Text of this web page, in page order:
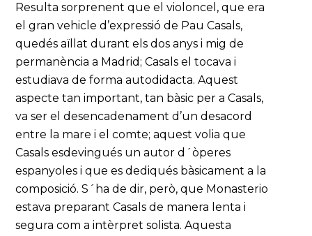
Resulta sorprenent que el violoncel, que era
el gran vehicle d’expressió de Pau Casals,
quedés aïllat durant els dos anys i mig de
permanència a Madrid; Casals el tocava i
estudiava de forma autodidacta. Aquest
aspecte tan important, tan bàsic per a Casals,
va ser el desencadenament d’un desacord
entre la mare i el comte; aquest volia que
Casals esdevingués un autor d´òperes
espanyoles i que es dediqués bàsicament a la
composició. S´ha de dir, però, que Monasterio
estava preparant Casals de manera lenta i
segura com a intèrpret solista. Aquesta